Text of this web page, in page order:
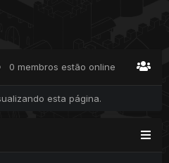
0 membros estão online
esta página.